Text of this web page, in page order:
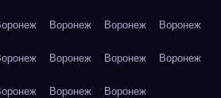
Воронеж Воронеж Воронеж
Воронеж Воронеж Воронеж
Воронеж Воронеж